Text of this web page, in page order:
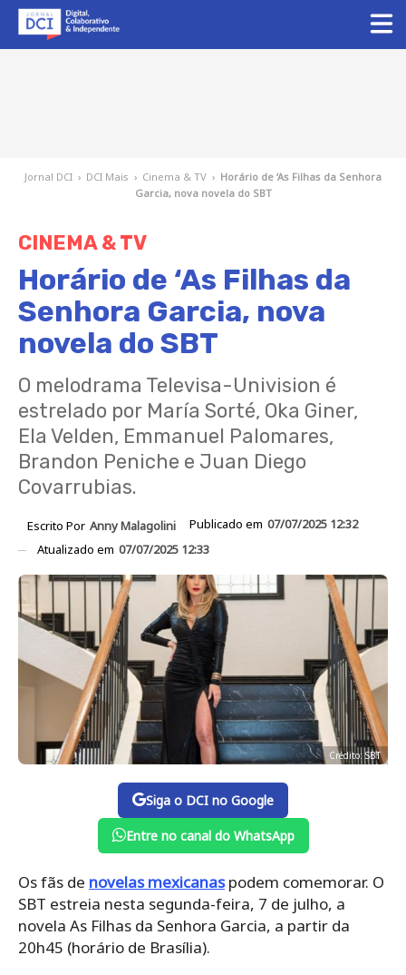
Jornal DCI › DCI Mais › Cinema & TV › Horário de ‘As Filhas da Senhora
Garcia, nova novela do SBT
CINEMA & TV
Horário de ‘As Filhas da
Senhora Garcia, nova
novela do SBT
O melodrama Televisa-Univision é
estrelado por María Sorté, Oka Giner,
Ela Velden, Emmanuel Palomares,
Brandon Peniche e Juan Diego
Covarrubias.
Escrito Por Anny Malagolini Publicado em 07/07/2025 12:32
Atualizado em 07/07/2025 12:33
Crédito: SBT
Siga o DCI no Google
Entre no canal do WhatsApp
Os fãs de novelas mexicanaspodem comemorar. O
SBT estreia nesta segunda-feira, 7 de julho, a
novela As Filhas da Senhora Garcia, a partir da
20h45 (horário de Brasília).